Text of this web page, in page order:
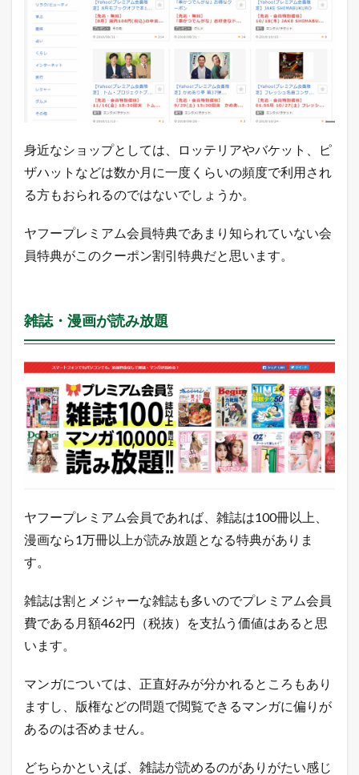
身近なショップとしては、ロッテリアやバケット、ピ
ザハットなどは数か月に一度くらいの頻度で利用され
る方もおられるのではないでしょうか。
ヤフープレミアム会員特典であまり知られていない会
員特典がこのクーポン割引特典だと思います。
雑誌・漫画が読み放題
ヤフープレミアム会員であれば、雑誌は100冊以上、
漫画なら1万冊以上が読み放題となる特典がありま
す。
雑誌は割とメジャーな雑誌も多いのでプレミアム会員
費である月額462円（税抜）を支払う価値はあると思
います。
マンガについては、正直好みが分かれるところもあり
ますし、版権などの問題で閲覧できるマンガに偏りが
あるのは否めません。
どちらかといえば、雑誌が読めるのがありがたい感じ